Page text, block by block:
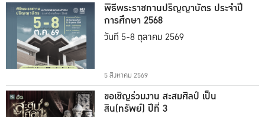
พิธีพระราชทานปริญญาบัตร ประจำปี
การศึกษา 2568
วันที่ 5-8 ตุลาคม 2569
5 สิงหาคม 2569
ขอเชิญร่วมงาน สะสมศิลป์ เป็น
สิน(ทรัพย์) ปีที่ 3